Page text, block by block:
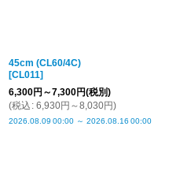
45cm (CL60/4C)
[CL011]
6,300円 ～7,300円(税別)
(税込 : 6,930円 ～8,030円)
2026.08.09 00:00 ～ 2026.08.16 00:00